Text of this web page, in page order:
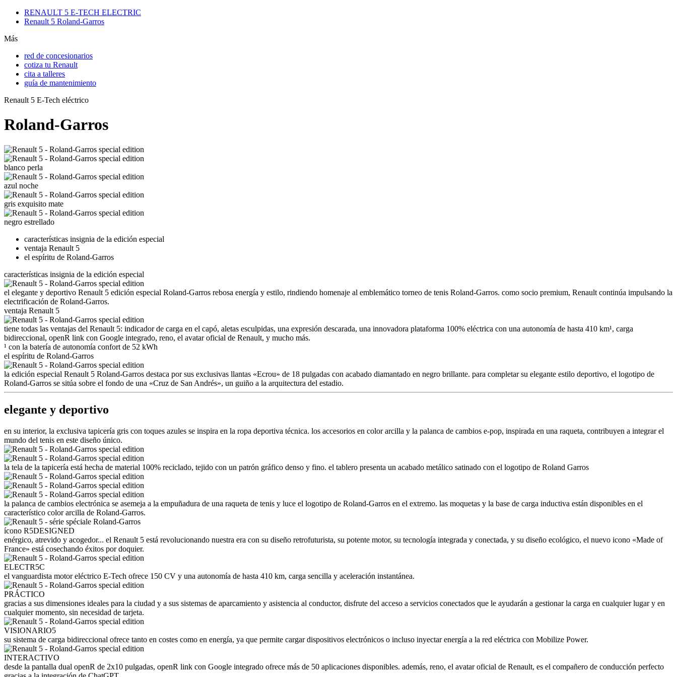
RENAULT 5 E‑TECH ELECTRIC
Renault 5 Roland-Garros
Más
red de concesionarios
cotiza tu Renault
cita a talleres
guía de mantenimiento
Renault 5 E-Tech eléctrico
Roland-Garros
blanco perla
azul noche
gris exquisito mate
negro estrellado
características insignia de la edición especial
ventaja Renault 5
el espíritu de Roland-Garros
características insignia de la edición especial
el elegante y deportivo Renault 5 edición especial Roland-Garros rebosa energía y estilo, rindiendo homenaje al emblemático torneo de tenis Roland-Garros. como socio premium, Renault continúa impulsando la
electrificación de Roland-Garros.
ventaja Renault 5
tiene todas las ventajas del Renault 5: indicador de carga en el capó, aletas esculpidas, una expresión descarada, una innovadora plataforma 100% eléctrica con una autonomía de hasta 410 km¹, carga
bidireccional, openR link con Google integrado, reno, el avatar oficial de Renault, y mucho más.
¹ con la batería de autonomía confort de 52 kWh
el espíritu de Roland-Garros
la edición especial Renault 5 Roland-Garros destaca por sus exclusivas llantas «Ecrou» de 18 pulgadas con acabado diamantado en negro brillante. para completar su elegante estilo deportivo, el logotipo de
Roland-Garros se sitúa sobre el fondo de una «Cruz de San Andrés», un guiño a la arquitectura del estadio.
elegante y deportivo
en su interior, la exclusiva tapicería gris con toques azules se inspira en la ropa deportiva técnica. los accesorios en color arcilla y la palanca de cambios e-pop, inspirada en una raqueta, contribuyen a integrar el
mundo del tenis en este diseño único.
la tela de la tapicería está hecha de material 100% reciclado, tejido con un patrón gráfico denso y fino. el tablero presenta un acabado metálico satinado con el logotipo de Roland Garros
la palanca de cambios electrónica se asemeja a la empuñadura de una raqueta de tenis y luce el logotipo de Roland-Garros en el extremo. las moquetas y la base de carga inductiva están disponibles en el
característico color arcilla de Roland-Garros.
ícono R5DESIGNED
enérgico, atrevido y acogedor... el Renault 5 está revolucionando nuestra era con su diseño retrofuturista, su potente motor, su tecnología integrada y conectada, y su diseño ecológico, el nuevo icono «Made of
France» está cosechando éxitos por doquier.
ELECTR5C
el vanguardista motor eléctrico E-Tech ofrece 150 CV y una autonomía de hasta 410 km, carga sencilla y aceleración instantánea.
PRÁCTICO
gracias a sus dimensiones ideales para la ciudad y a sus sistemas de aparcamiento y asistencia al conductor, disfrute del acceso a servicios conectados que le ayudarán a gestionar la carga en cualquier lugar y en
cualquier momento, sin necesidad de tarjeta.
VISIONARIO5
su sistema de carga bidireccional ofrece tanto en costes como en energía, ya que permite cargar dispositivos electrónicos o incluso inyectar energía a la red eléctrica con Mobilize Power.
INTERACTIVO
desde la pantalla dual openR de 2x10 pulgadas, openR link con Google integrado ofrece más de 50 aplicaciones disponibles. además, reno, el avatar oficial de Renault, es el compañero de conducción perfecto